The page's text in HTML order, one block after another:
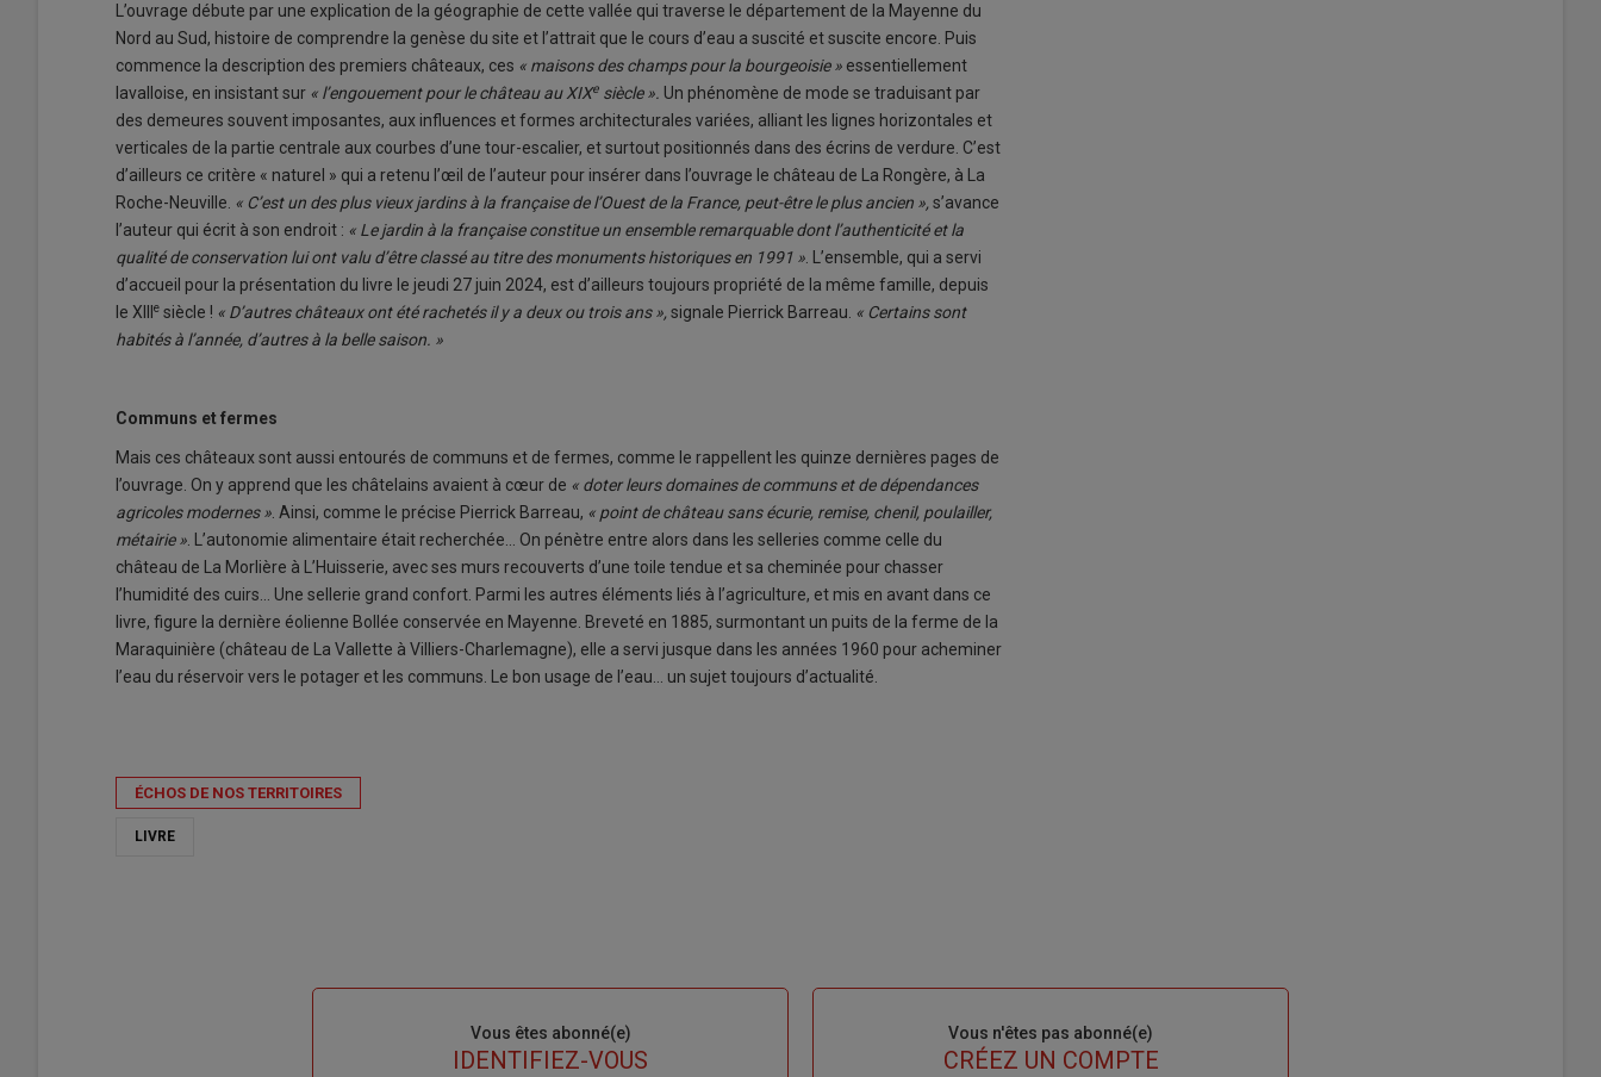
L’ouvrage débute par une explication de la géographie de cette vallée qui traverse le département de la Mayenne du
Nord au Sud, histoire de comprendre la genèse du site et l’attrait que le cours d’eau a suscité et suscite encore. Puis
commence la description des premiers châteaux, ces « maisons des champs pour la bourgeoisie » essentiellement
lavalloise, en insistant sur « l’engouement pour le château au XIXe siècle ». Un phénomène de mode se traduisant par
des demeures souvent imposantes, aux influences et formes architecturales variées, alliant les lignes horizontales et
verticales de la partie centrale aux courbes d’une tour-escalier, et surtout positionnés dans des écrins de verdure. C’est
d’ailleurs ce critère « naturel » qui a retenu l’œil de l’auteur pour insérer dans l’ouvrage le château de La Rongère, à La
Roche-Neuville. « C’est un des plus vieux jardins à la française de l’Ouest de la France, peut-être le plus ancien », s’avance
l’auteur qui écrit à son endroit : « Le jardin à la française constitue un ensemble remarquable dont l’authenticité et la
qualité de conservation lui ont valu d’être classé au titre des monuments historiques en 1991 ». L’ensemble, qui a servi
d’accueil pour la présentation du livre le jeudi 27 juin 2024, est d’ailleurs toujours propriété de la même famille, depuis
le XIII
e siècle ! « D’autres châteaux ont été rachetés il y a deux ou trois ans », signale Pierrick Barreau. « Certains sont
habités à l’année, d’autres à la belle saison. »
Communs et fermes
Mais ces châteaux sont aussi entourés de communs et de fermes, comme le rappellent les quinze dernières pages de
l’ouvrage. On y apprend que les châtelains avaient à cœur de « doter leurs domaines de communs et de dépendances
agricoles modernes ». Ainsi, comme le précise Pierrick Barreau, « point de château sans écurie, remise, chenil, poulailler,
métairie ». L’autonomie alimentaire était recherchée… On pénètre entre alors dans les selleries comme celle du
château de La Morlière à L’Huisserie, avec ses murs recouverts d’une toile tendue et sa cheminée pour chasser
l’humidité des cuirs… Une sellerie grand confort. Parmi les autres éléments liés à l’agriculture, et mis en avant dans ce
livre, figure la dernière éolienne Bollée conservée en Mayenne. Breveté en 1885, surmontant un puits de la ferme de la
Maraquinière (château de La Vallette à Villiers-Charlemagne), elle a servi jusque dans les années 1960 pour acheminer
l’eau du réservoir vers le potager et les communs. Le bon usage de l’eau... un sujet toujours d’actualité.
ÉCHOS DE NOS TERRITOIRES
LIVRE
Vous êtes abonné(e)
IDENTIFIEZ-VOUS
Vous n'êtes pas abonné(e)
TITRECRÉEZ UN COMPTE